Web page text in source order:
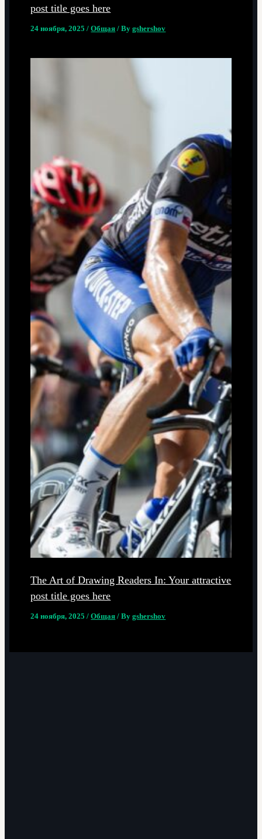
post title goes here
24 ноября, 2025/Общая / Bygshershov
The Art of Drawing Readers In: Your attractive
post title goes here
24 ноября, 2025/Общая / Bygshershov